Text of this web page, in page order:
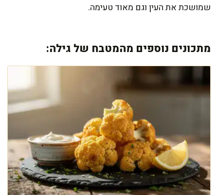
שמושכת את העין וגם מאוד טעימה.
מתכונים נוספים מהמטבח של גילה: